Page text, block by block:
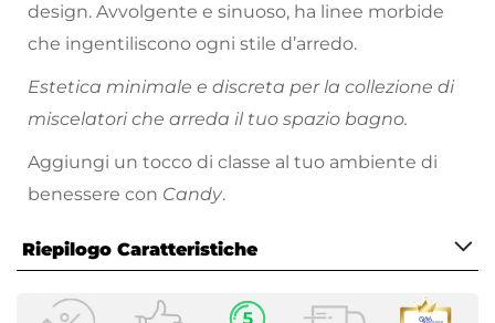
design. Avvolgente e sinuoso, ha linee morbide
che ingentiliscono ogni stile d’arredo.
Estetica minimale e discreta per la collezione di
miscelatori che arreda il tuo spazio bagno.
Aggiungi un tocco di classe al tuo ambiente di
benessere con Candy.
Riepilogo Caratteristiche
Caratteristiche